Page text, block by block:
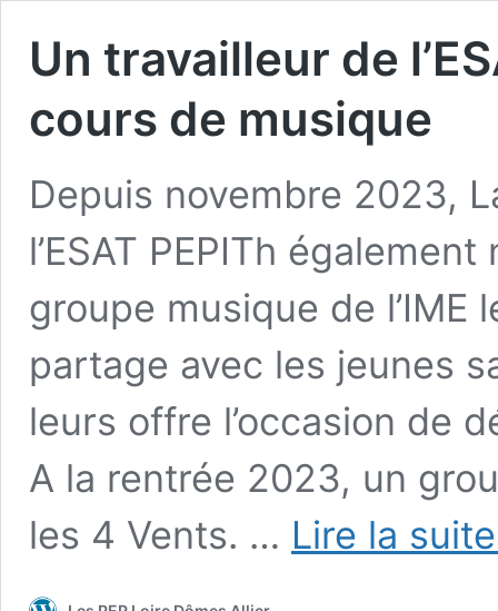
Un travailleur de
cours de musique
Depuis novembre 2023,
l’ESAT PEPITh
groupe musique de l’IME
partage avec les jeunes
leurs offre l’occasion de
A la rentrée 2023, un
les 4 Vents. … Lire la